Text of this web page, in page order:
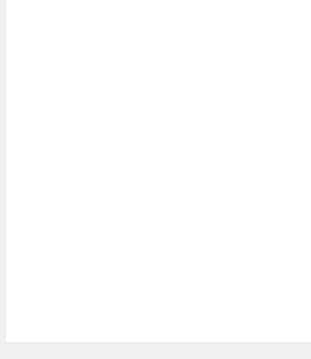
PUERTO DE VALENCIA (1)